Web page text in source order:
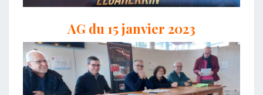
AG du 15 janvier 2023